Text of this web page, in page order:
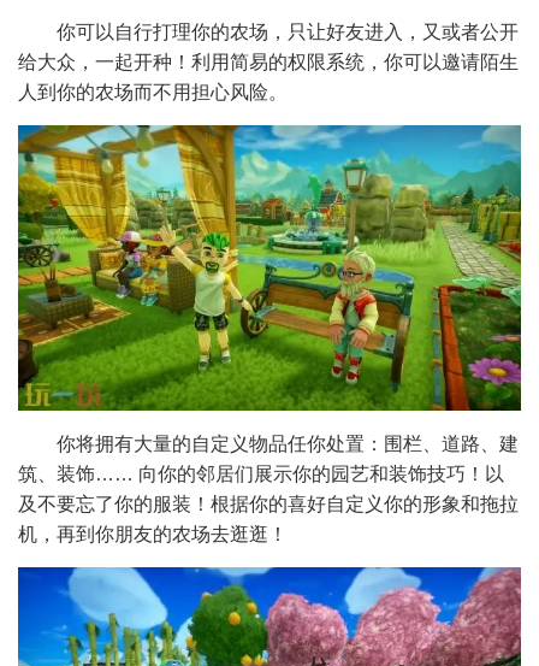
你可以自行打理你的农场，只让好友进入，又或者公开
给大众，一起开种！利用简易的权限系统，你可以邀请陌生
人到你的农场而不用担心风险。
你将拥有大量的自定义物品任你处置：围栏、道路、建
筑、装饰…… 向你的邻居们展示你的园艺和装饰技巧！以
及不要忘了你的服装！根据你的喜好自定义你的形象和拖拉
机，再到你朋友的农场去逛逛！